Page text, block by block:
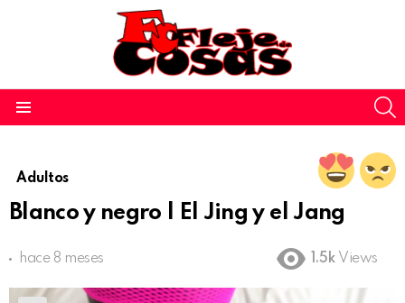
Adultos
Blanco y negro | El Jing y el Jang
hace 8 meses 1.5k Views